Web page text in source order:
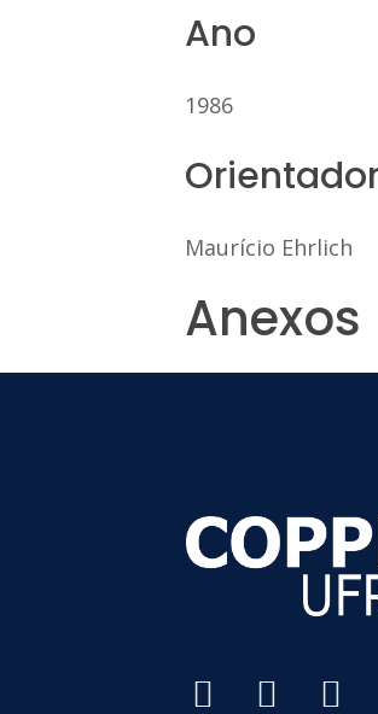
Ano
1986
Maurício Ehrlich
Anexos